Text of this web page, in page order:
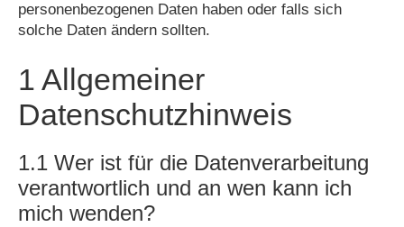
personenbezogenen Daten haben oder falls sich
solche Daten ändern sollten.
1 Allgemeiner
Datenschutzhinweis
1.1 Wer ist für die Datenverarbeitung
verantwortlich und an wen kann ich
mich wenden?